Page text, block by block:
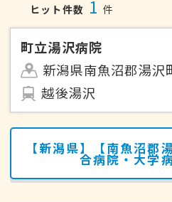
ヒット件数 1 件
町立湯沢病院
新潟県南魚沼郡湯
越後湯沢
【新潟県】【南魚沼郡
合病院・大学